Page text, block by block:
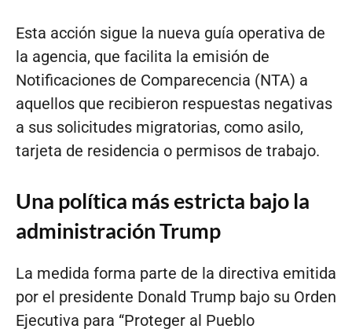
Esta acción sigue la nueva guía operativa de
la agencia, que facilita la emisión de
Notificaciones de Comparecencia (NTA) a
aquellos que recibieron respuestas negativas
a sus solicitudes migratorias, como asilo,
tarjeta de residencia o permisos de trabajo.
Una política más estricta bajo la
administración Trump
La medida forma parte de la directiva emitida
por el presidente Donald Trump bajo su Orden
Ejecutiva para “Proteger al Pueblo